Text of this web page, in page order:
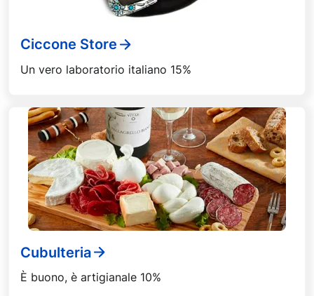
Ciccone Store
Un vero laboratorio italiano 15%
Cubulteria
È buono, è artigianale 10%